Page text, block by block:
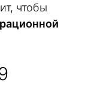
чтобы